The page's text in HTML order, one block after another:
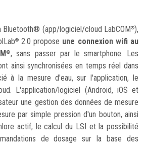
Bluetooth® (app/logiciel/cloud LabCOM®),
®2.0 propose une connexion wifi au
®, sans passer par le smartphone. Les
ainsi synchronisées en temps réel dans
à la mesure d'eau, sur l'application, le
L'application/logiciel (Android, iOS et
une gestion des données de mesure
par simple pression d'un bouton, ainsi
actif, le calcul du LSI et la possibilité
de dosage sur la base des